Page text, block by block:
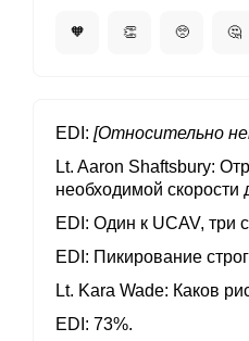
🧡 👏 🥺 🤔
EDI [Относительно
Lt. Aaron Shaftsbury
необходимой скорости
EDI
Один к UCAV, три
EDI
Пикирование
Lt. Kara Wade Каков
EDI
73%.